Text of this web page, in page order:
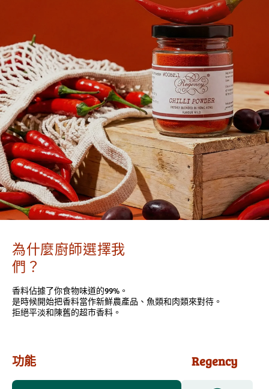
為什麼廚師選擇我
們？
香料佔據了你食物味道的99%。
是時候開始把香料當作新鮮農產品、魚類和肉類來對待。
拒絕平淡和陳舊的超市香料。
功能 Regency